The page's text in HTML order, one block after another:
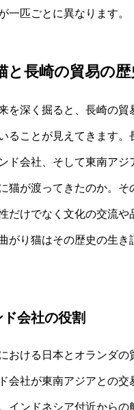
一匹ごとに異なります。
と長崎の貿易の
を深く掘ると、長崎の貿
ることが見えてきます。
ド会社、そして東南アジ
猫が渡ってきたのか。そ
だけでなく文化の交流や
がり猫はその歴史の生き
会社の役割
おける日本とオランダの
会社が東南アジアとの交
インドネシア付近からの